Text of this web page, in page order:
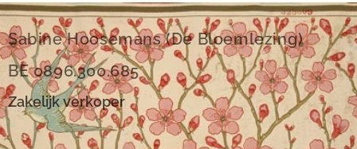
Sabine Hoosemans (De Bloemlezing)
BE 0896.300.685
Zakelijk verkoper